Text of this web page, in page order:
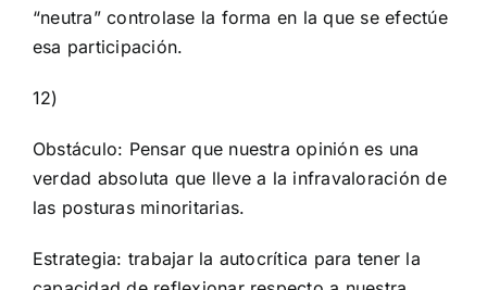
“neutra” controlase la forma en la que se efectúe
esa participación.
12)
Obstáculo: Pensar que nuestra opinión es una
verdad absoluta que lleve a la infravaloración de
las posturas minoritarias.
Estrategia: trabajar la autocrítica para tener la